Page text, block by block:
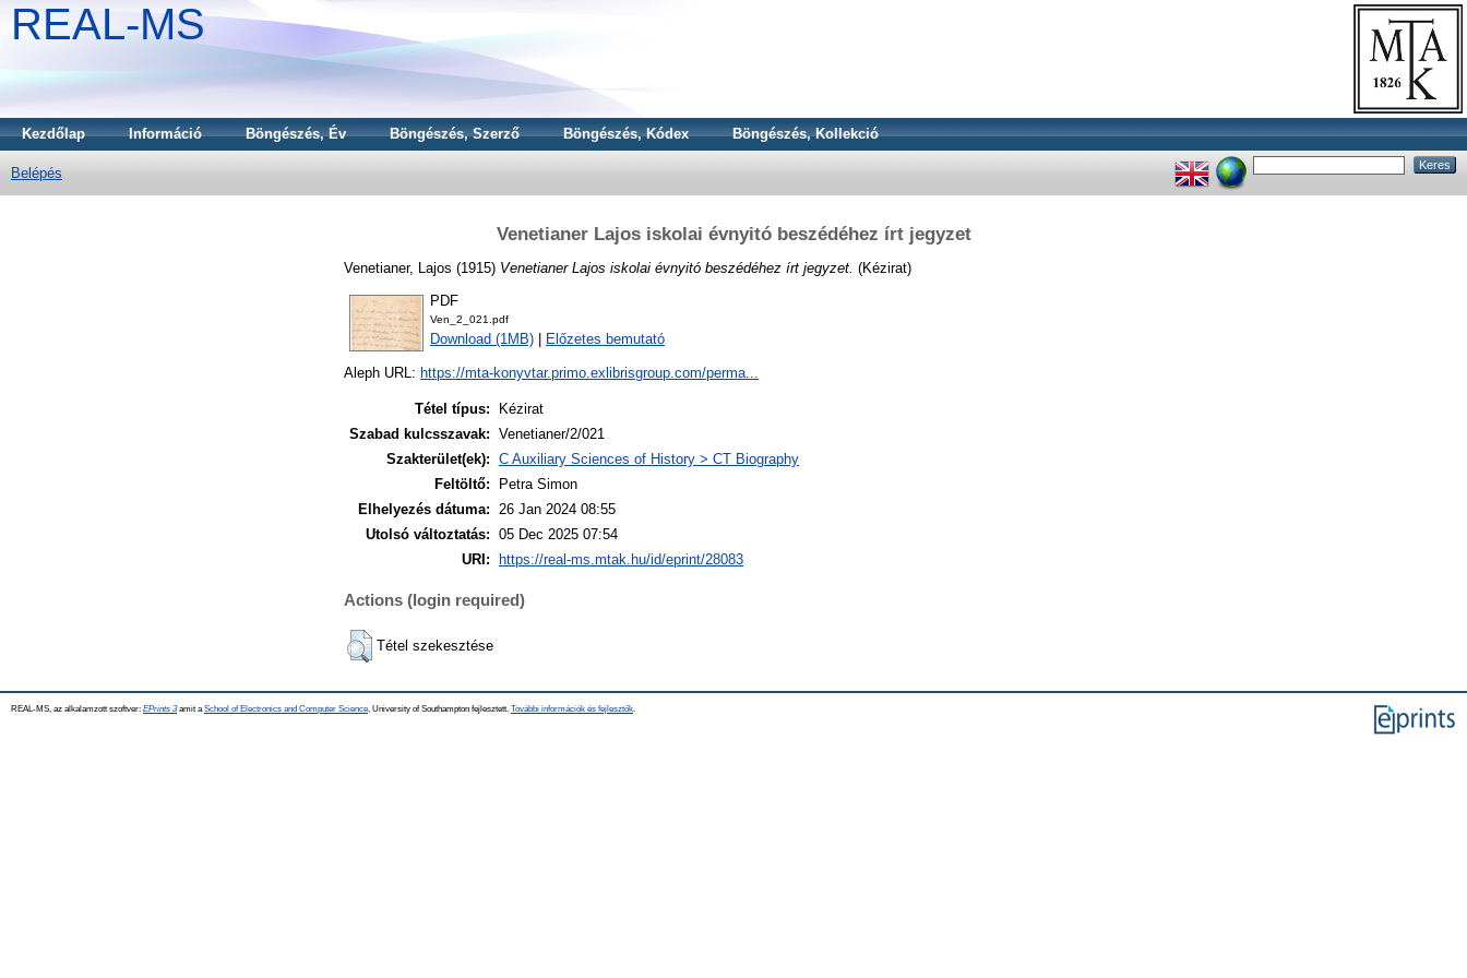
REAL-MS
Kezdőlap Információ Böngészés, Év Böngészés, Szerző Böngészés, Kódex Böngészés, Kollekció
Belépés
Venetianer Lajos iskolai évnyitó beszédéhez írt jegyzet
Venetianer, Lajos (1915) Venetianer Lajos iskolai évnyitó beszédéhez írt jegyzet. (Kézirat)
PDF
Ven_2_021.pdf
Download (1MB) Előzetes bemutató
Aleph URL: https://mta-konyvtar.primo.exlibrisgroup.com/perma...
Tétel típus:
Kézirat
Szabad kulcsszavak: Venetianer/2/021
Szakterület(ek): C Auxiliary Sciences of History > CT Biography
Feltöltő:
Petra Simon
Elhelyezés dátuma: 26 Jan 2024 08:55
Utolsó változtatás: 05 Dec 2025 07:54
URI:
https://real-ms.mtak.hu/id/eprint/28083
Actions (login required)
Tétel szekesztése
REAL-MS, az alkalamzott szoftver: EPrints 3amit a School of Electronics and Computer Science , University of Southampton fejlesztett. További információk és fejlesztők